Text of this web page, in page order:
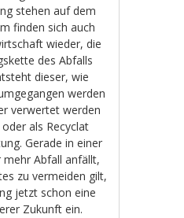
stehen auf dem
finden sich auch
wieder, die
des Abfalls
dieser, wie
werden
verwertet werden
als Recyclat
Gerade in einer
Abfall anfällt,
zu vermeiden gilt,
jetzt schon eine
Zukunft ein.